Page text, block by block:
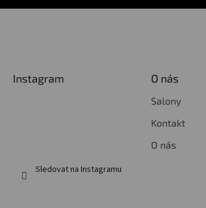
Instagram
Sledovat na Instagramu
O nás
Salony
Kontakt
O nás